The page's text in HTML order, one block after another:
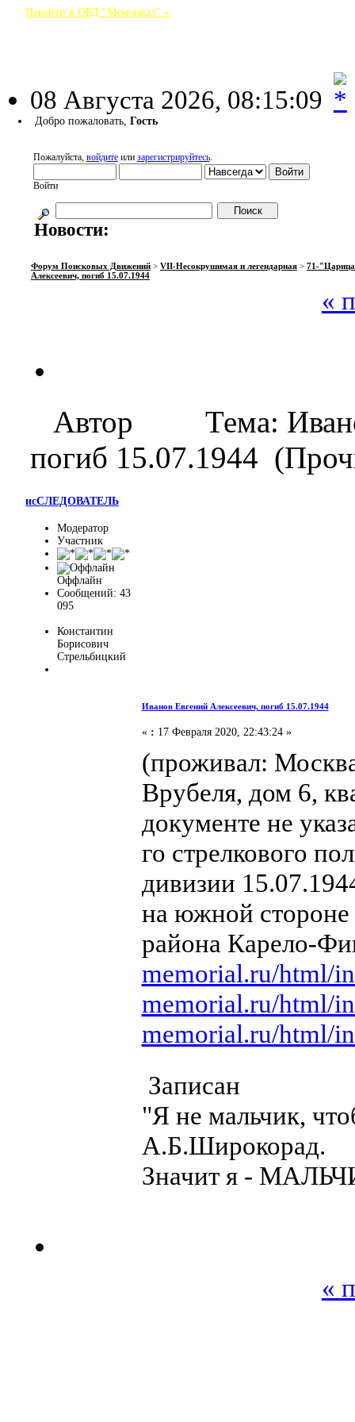
Перейти в ОБД "Мемориал" »
08 Августа 2026, 08:15:09
Добро пожаловать,Гость
Пожалуйста, войдитеили зарегистрируйтесь.
Войти
Новости:
Форум Поисковых Движений> VII-Несокрушимая и легендарная> 71-"Царица
Алексеевич, погиб 15.07.1944
«
Автор
Тема:
погиб 15.07.1944
исСЛЕДОВАТЕЛЬ
Модератор
Участник
Оффлайн
Сообщений: 43
095
Константин
Борисович
Стрельбицкий
Иванов Евгений Алексеевич, погиб 15.07.1944
« : 17 Февраля 2020, 22:43:24 »
(проживал:
Врубеля, дом 6,
документе не
го стрелкового
дивизии
на южной стороне
района Карело-
memorial.ru/html/
memorial.ru/html/
memorial.ru/html/
Записан
"Я не мальчик,
А.Б.Широкорад.
Значит я -
«